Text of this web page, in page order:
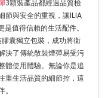
3顆裝產品都經過品質檢
節與安全的重視，讓ILIA
值得信賴的生活配件。
囊獨立包裝，成功將衛
決了傳統散裝煙彈易受污
體使用體驗。無論你是追
重生活品質的細節控，這
。